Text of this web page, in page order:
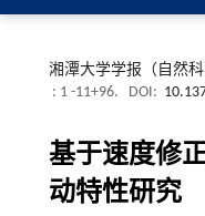
湘潭大学学报（自然科
: 1 -11+96.
DOI:
基于速度修
动特性研究